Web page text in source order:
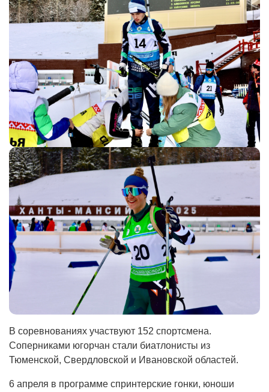
В соревнованиях участвуют 152 спортсмена.
Соперниками югорчан стали биатлонисты из
Тюменской, Свердловской и Ивановской областей.
6 апреля в программе спринтерские гонки, юноши